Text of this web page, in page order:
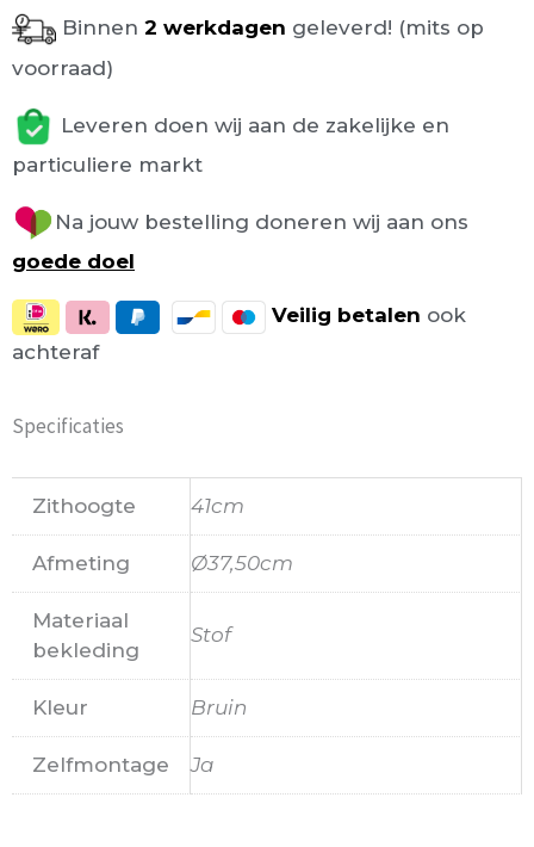
Binnen 2 werkdagen geleverd! (mits op
voorraad)
Leveren doen wij aan de zakelijke en
particuliere markt
Na jouw bestelling doneren wij aan ons
goede doel
Veilig betalen ook
achteraf
Specificaties
Zithoogte 41cm
Afmeting Ø37,50cm
Materiaal
bekleding
Stof
Kleur Bruin
Zelfmontage Ja